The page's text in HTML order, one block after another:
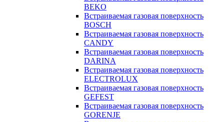
BEKO
Встраиваемая газовая поверхность
BOSCH
Встраиваемая газовая поверхность
CANDY
Встраиваемая газовая поверхность
DARINA
Встраиваемая газовая поверхность
ELECTROLUX
Встраиваемая газовая поверхность
GEFEST
Встраиваемая газовая поверхность
GORENJE